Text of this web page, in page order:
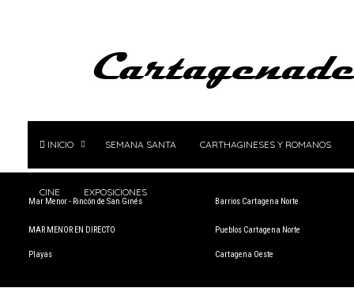
INICIO SEMANA SANTA CARTHAGINESES Y ROMANOS
CINE EXPOSICIONES
Mar Menor - Rincón de San Ginés
MAR MENOR EN DIRECTO
Playas
Barrios Cartagena Norte
Pueblos Cartagena Norte
Cartagena Oeste